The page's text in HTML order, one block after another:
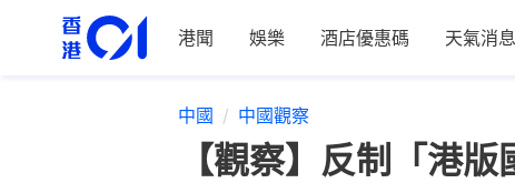
港聞 娛樂 酒店優惠碼 天氣消息
中國 中國觀察
【觀察】反制「港